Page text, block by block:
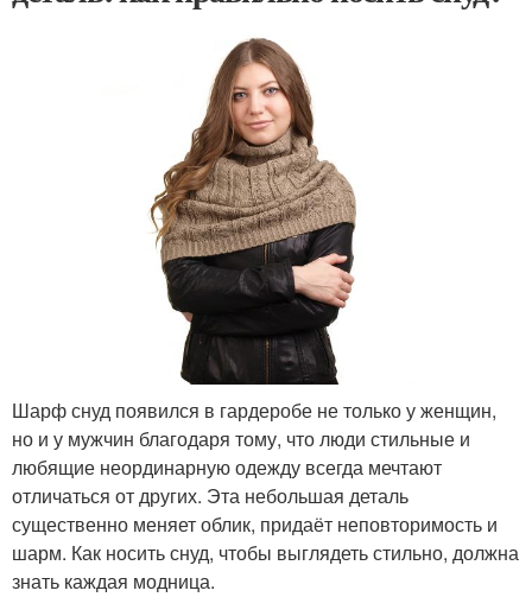
Шарф снуд появился в гардеробе не только у женщин,
но и у мужчин благодаря тому, что люди стильные и
любящие неординарную одежду всегда мечтают
отличаться от других. Эта небольшая деталь
существенно меняет облик, придаёт неповторимость и
шарм. Как носить снуд, чтобы выглядеть стильно, должна
знать каждая модница.